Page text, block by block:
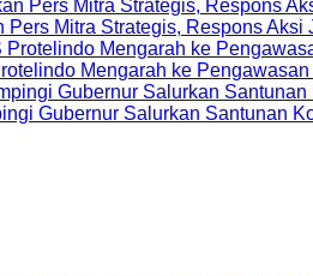
Pers Mitra Strategis, Respons
Mengarah ke
Gubernur Salurkan Santunan